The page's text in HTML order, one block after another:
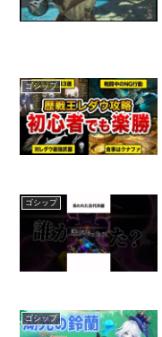
ゴシップ
ゴシップ
ゴシップ